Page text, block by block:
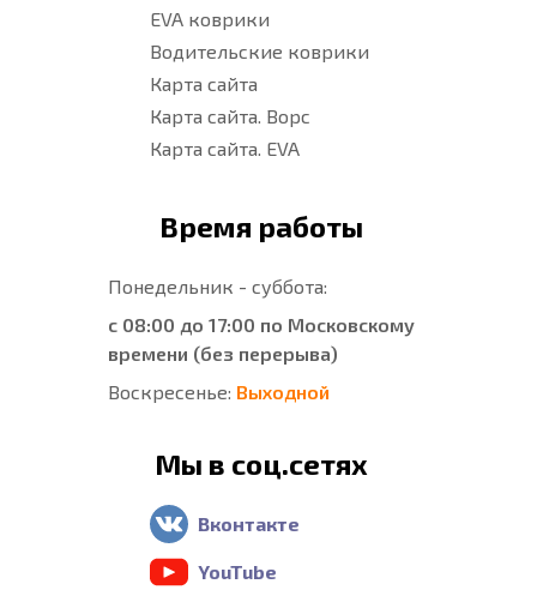
EVA коврики
Водительские коврики
Карта сайта
Карта сайта. Ворс
Карта сайта. EVA
Время работы
Понедельник - суббота:
с 08:00 до 17:00 по Московскому
времени (без перерыва)
Воскресенье: Выходной
Мы в соц.сетях
Вконтакте
YouTube